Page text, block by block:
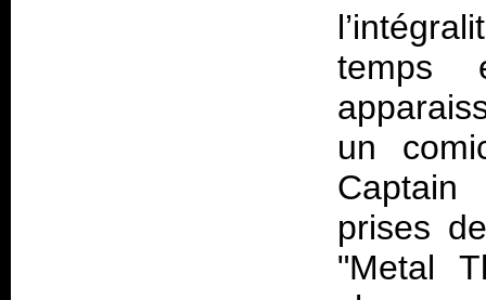
temps
un
prises
"Metal